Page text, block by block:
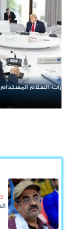
المحافظ بن الوزير